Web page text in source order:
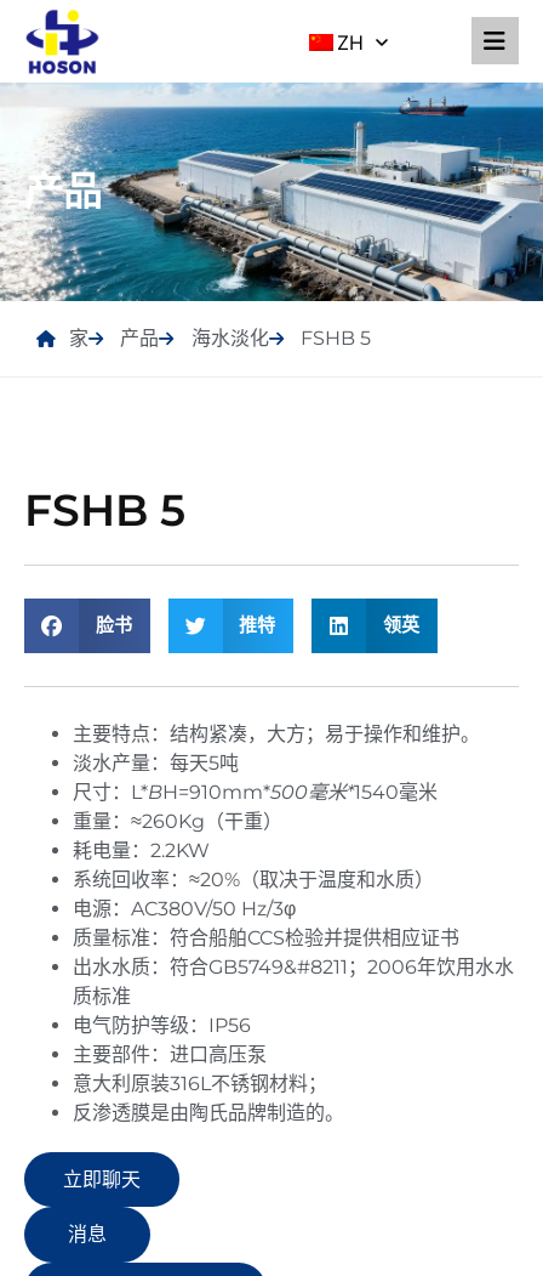
ZH
产品
家 产品 海水淡化 FSHB 5
FSHB 5
脸书 推特 领英
主要特点：结构紧凑，大方；易于操作和维护。
淡水产量：每天5吨
尺寸：L*BH=910mm*500毫米*1540毫米
重量：≈260Kg（干重）
耗电量：2.2KW
系统回收率：≈20%（取决于温度和水质）
电源：AC380V/50 Hz/3φ
质量标准：符合船舶CCS检验并提供相应证书
出水水质：符合GB5749&#8211；2006年饮用水水
质标准
电气防护等级：IP56
主要部件：进口高压泵
意大利原装316L不锈钢材料；
反渗透膜是由陶氏品牌制造的。
立即聊天
消息